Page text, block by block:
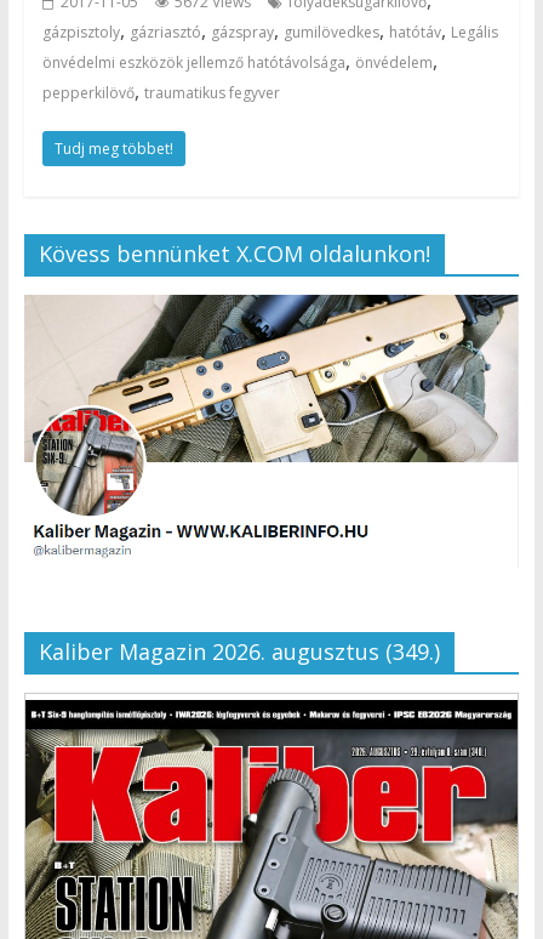
gázpisztoly, gázriasztó, gázspray, gumilövedkes, hatótáv, Legális
önvédelmi eszközök jellemző hatótávolsága, önvédelem,
pepperkilövő, traumatikus fegyver
Tudj meg többet!
Kövess bennünket X.COM oldalunkon!
Kaliber Magazin 2026. augusztus (349.)